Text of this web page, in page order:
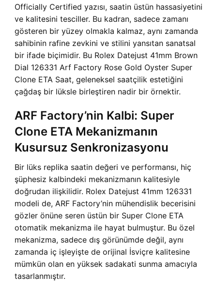
Officially Certified yazısı, saatin üstün hassasiyetini
ve kalitesini tesciller. Bu kadran, sadece zamanı
gösteren bir yüzey olmakla kalmaz, aynı zamanda
sahibinin rafine zevkini ve stilini yansıtan sanatsal
bir ifade biçimidir. Bu Rolex Datejust 41mm Brown
Dial 126331 Arf Factory Rose Gold Oyster Super
Clone ETA Saat, geleneksel saatçilik estetiğini
çağdaş bir lüksle birleştiren nadir bir örnektir.
ARF Factory’nin Kalbi: Super
Clone ETA Mekanizmanın
Kusursuz Senkronizasyonu
Bir lüks replika saatin değeri ve performansı, hiç
şüphesiz kalbindeki mekanizmanın kalitesiyle
doğrudan ilişkilidir. Rolex Datejust 41mm 126331
modeli de, ARF Factory’nin mühendislik becerisini
gözler önüne seren üstün bir Super Clone ETA
otomatik mekanizma ile hayat bulmuştur. Bu özel
mekanizma, sadece dış görünümde değil, aynı
zamanda iç işleyişte de orijinal İsviçre kalitesine
mümkün olan en yüksek sadakati sunma amacıyla
tasarlanmıştır.